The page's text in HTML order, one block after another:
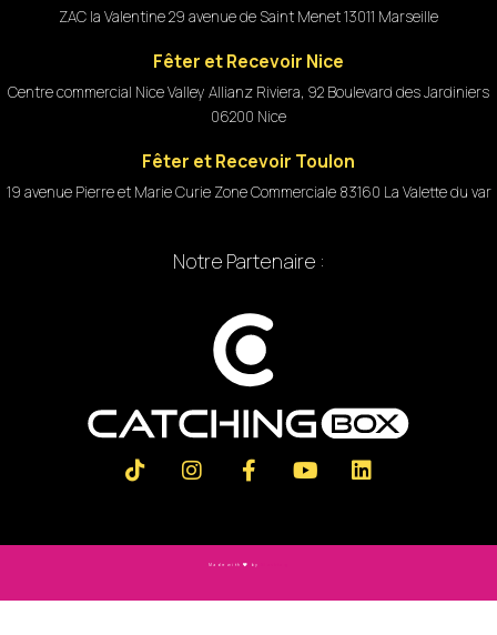
ZAC la Valentine 29 avenue de Saint Menet 13011 Marseille
Fêter et Recevoir Nice
Centre commercial Nice Valley Allianz Riviera, 92 Boulevard des Jardiniers
06200 Nice
Fêter et Recevoir Toulon
19 avenue Pierre et Marie Curie Zone Commerciale 83160 La Valette du var
Notre Partenaire :
Made with by